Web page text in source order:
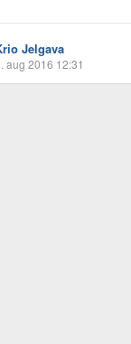
Jelgava
aug 2016 12:31